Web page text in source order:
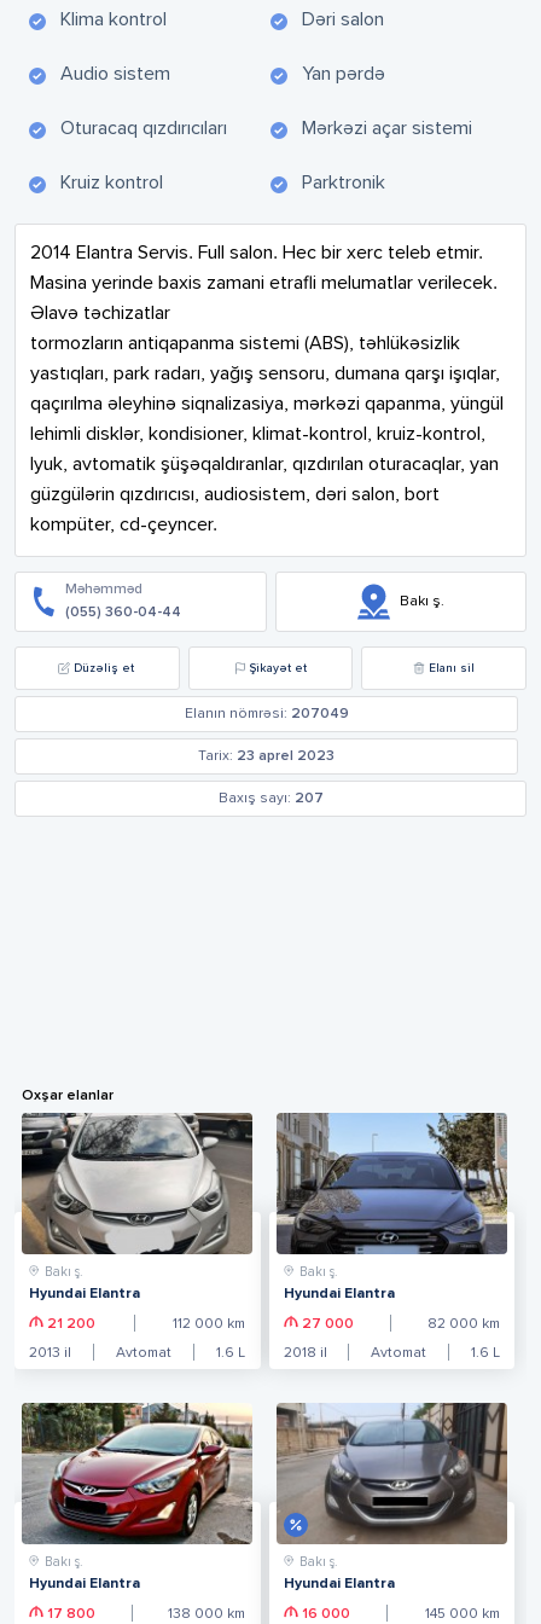
Klima kontrol Dəri salon
Audio sistem Yan pərdə
Oturacaq qızdırıcıları Mərkəzi açar sistemi
Kruiz kontrol Parktronik
2014 Elantra Servis. Full salon. Hec bir xerc teleb etmir.
Masina yerinde baxis zamani etrafli melumatlar verilecek.
Əlavə təchizatlar
tormozların antiqapanma sistemi (ABS), təhlükəsizlik
yastıqları, park radarı, yağış sensoru, dumana qarşı işıqlar,
qaçırılma əleyhinə siqnalizasiya, mərkəzi qapanma, yüngül
lehimli disklər, kondisioner, klimat-kontrol, kruiz-kontrol,
lyuk, avtomatik şüşəqaldıranlar, qızdırılan oturacaqlar, yan
güzgülərin qızdırıcısı, audiosistem, dəri salon, bort
kompüter, cd-çeyncer.
Məhəmməd
(055) 360-04-44
Bakı ş.
Düzəliş et Şikayət et Elanı sil
Elanın nömrəsi: 207049
Tarix: 23 aprel 2023
Baxış sayı: 207
Oxşar elanlar
Bakı ş.
Hyundai Elantra
21 200 112 000 km
2013 il Avtomat 1.6 L
Bakı ş.
Hyundai Elantra
27 000 82 000 km
2018 il Avtomat 1.6 L
Bakı ş.
Hyundai Elantra
17 800 138 000 km
Bakı ş.
Hyundai Elantra
16 000 145 000 km